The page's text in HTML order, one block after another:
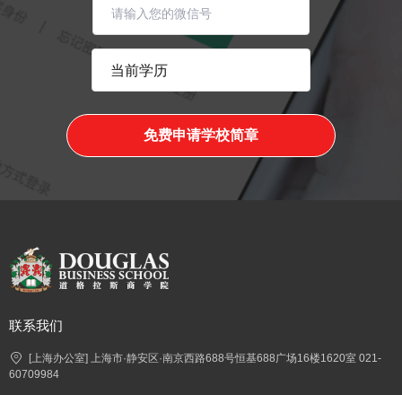
免费申请学校简章
联系我们
[上海办公室] 上海市·静安区·南京西路688号恒基688广场16楼1620室 021-
60709984